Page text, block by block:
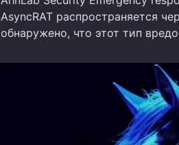
AsyncRAT распространяется
обнаружено, что этот тип